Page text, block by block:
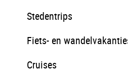
Stedentrips
Fiets- en
Cruises